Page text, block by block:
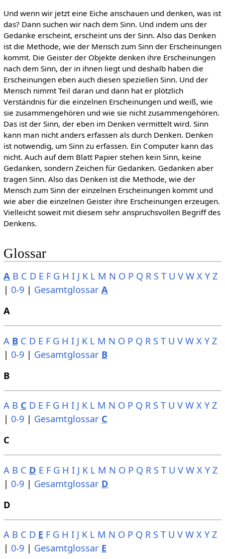
Und wenn wir jetzt eine Eiche anschauen und denken, was ist
das? Dann suchen wir nach dem Sinn. Und indem uns der
Gedanke erscheint, erscheint uns der Sinn. Also das Denken
ist die Methode, wie der Mensch zum Sinn der Erscheinungen
kommt. Die Geister der Objekte denken ihre Erscheinungen
nach dem Sinn, der in ihnen liegt und deshalb haben die
Erscheinungen eben auch diesen speziellen Sinn. Und der
Mensch nimmt Teil daran und dann hat er plötzlich
Verständnis für die einzelnen Erscheinungen und weiß, wie
sie zusammengehören und wie sie nicht zusammengehören.
Das ist der Sinn, der eben im Denken vermittelt wird. Sinn
kann man nicht anders erfassen als durch Denken. Denken
ist notwendig, um Sinn zu erfassen. Ein Computer kann das
nicht. Auch auf dem Blatt Papier stehen kein Sinn, keine
Gedanken, sondern Zeichen für Gedanken. Gedanken aber
tragen Sinn. Also das Denken ist die Methode, wie der
Mensch zum Sinn der einzelnen Erscheinungen kommt und
wie aber die einzelnen Geister ihre Erscheinungen erzeugen.
Vielleicht soweit mit diesem sehr anspruchsvollen Begriff des
Denkens.
Glossar
A B C D E F G H I J K L M N O P Q R S T U V W X Y Z
| 0-9| Gesamtglossar A
A
A B C D E F G H I J K L M N O P Q R S T U V W X Y Z
| 0-9| Gesamtglossar B
B
A B C D E F G H I J K L M N O P Q R S T U V W X Y Z
| 0-9| Gesamtglossar C
C
A B C D E F G H I J K L M N O P Q R S T U V W X Y Z
| 0-9| Gesamtglossar D
D
A B C D E F G H I J K L M N O P Q R S T U V W X Y Z
| 0-9| Gesamtglossar E